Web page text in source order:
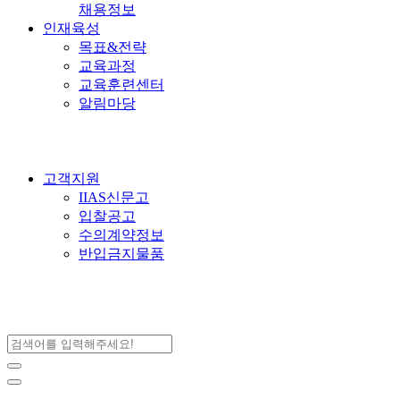
채용정보
인재육성
목표&전략
교육과정
교육훈련센터
알림마당
고객지원
IIAS신문고
입찰공고
수의계약정보
반입금지물품